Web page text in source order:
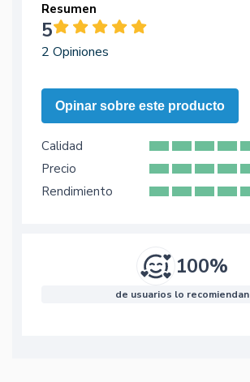
Resumen
5
2 Opiniones
Opinar sobre este producto
Calidad
Precio
Rendimiento
100%
de usuarios lo recomiendan